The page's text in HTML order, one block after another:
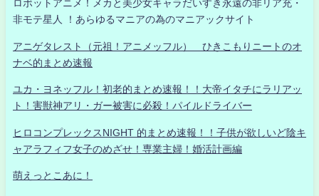
ロボットアニメ！メカと美少女キャラだいすき永遠の非リア充・
非モテ星人 ！あらゆるマニアの為のマニアックサイト
アニゲタレスト（元祖！アニメッフル） ひきこもりニートのオ
ナベ的まとめ速報
ユカ・ヨネッフル！初老的まとめ速報！！大帝イタチにラリアッ
ト！害獣神アリ・ガー被害に必殺！パイルドライバー
ヒロコンプレックスNIGHT 的まとめ速報！！子供が欲しいど陰キ
ャアラフィフ女子のめざせ！専業主婦！婚活計画編
萌えっとこあに！